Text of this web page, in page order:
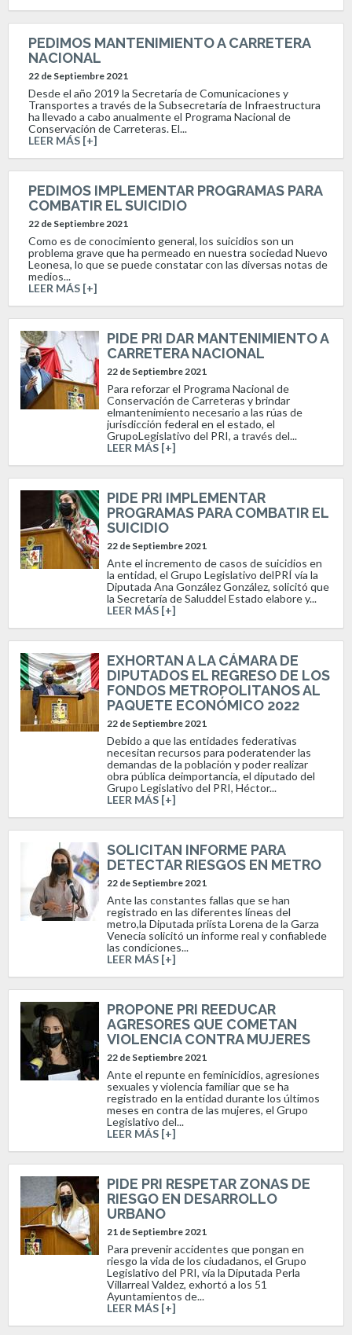
PEDIMOS MANTENIMIENTO A CARRETERA
NACIONAL
22 de Septiembre 2021
Desde el año 2019 la Secretaría de Comunicaciones y
Transportes a través de la Subsecretaría de Infraestructura
ha llevado a cabo anualmente el Programa Nacional de
Conservación de Carreteras. El...
LEER MÁS [+]
PEDIMOS IMPLEMENTAR PROGRAMAS PARA
COMBATIR EL SUICIDIO
22 de Septiembre 2021
Como es de conocimiento general, los suicidios son un
problema grave que ha permeado en nuestra sociedad Nuevo
Leonesa, lo que se puede constatar con las diversas notas de
medios...
LEER MÁS [+]
PIDE PRI DAR MANTENIMIENTO A
CARRETERA NACIONAL
22 de Septiembre 2021
Para reforzar el Programa Nacional de
Conservación de Carreteras y brindar
elmantenimiento necesario a las rúas de
jurisdicción federal en el estado, el
GrupoLegislativo del PRI, a través del...
LEER MÁS [+]
PIDE PRI IMPLEMENTAR
PROGRAMAS PARA COMBATIR EL
SUICIDIO
22 de Septiembre 2021
Ante el incremento de casos de suicidios en
la entidad, el Grupo Legislativo delPRÍ vía la
Diputada Ana González González, solicitó que
la Secretaría de Saluddel Estado elabore y...
LEER MÁS [+]
EXHORTAN A LA CÁMARA DE
DIPUTADOS EL REGRESO DE LOS
FONDOS METROPOLITANOS AL
PAQUETE ECONÓMICO 2022
22 de Septiembre 2021
Debido a que las entidades federativas
necesitan recursos para poderatender las
demandas de la población y poder realizar
obra pública deimportancia, el diputado del
Grupo Legislativo del PRI, Héctor...
LEER MÁS [+]
SOLICITAN INFORME PARA
DETECTAR RIESGOS EN METRO
22 de Septiembre 2021
Ante las constantes fallas que se han
registrado en las diferentes líneas del
metro,la Diputada priísta Lorena de la Garza
Venecia solicitó un informe real y confiablede
las condiciones...
LEER MÁS [+]
PROPONE PRI REEDUCAR
AGRESORES QUE COMETAN
VIOLENCIA CONTRA MUJERES
22 de Septiembre 2021
Ante el repunte en feminicidios, agresiones
sexuales y violencia familiar que se ha
registrado en la entidad durante los últimos
meses en contra de las mujeres, el Grupo
Legislativo del...
LEER MÁS [+]
PIDE PRI RESPETAR ZONAS DE
RIESGO EN DESARROLLO
URBANO
21 de Septiembre 2021
Para prevenir accidentes que pongan en
riesgo la vida de los ciudadanos, el Grupo
Legislativo del PRI, vía la Diputada Perla
Villarreal Valdez, exhortó a los 51
Ayuntamientos de...
LEER MÁS [+]